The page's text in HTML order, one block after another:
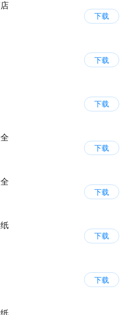
下载
下载
下载
下载
下载
下载
下载